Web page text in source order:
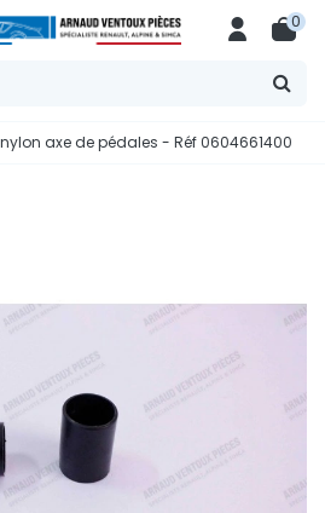
0
axe de pédales - Réf 0604661400